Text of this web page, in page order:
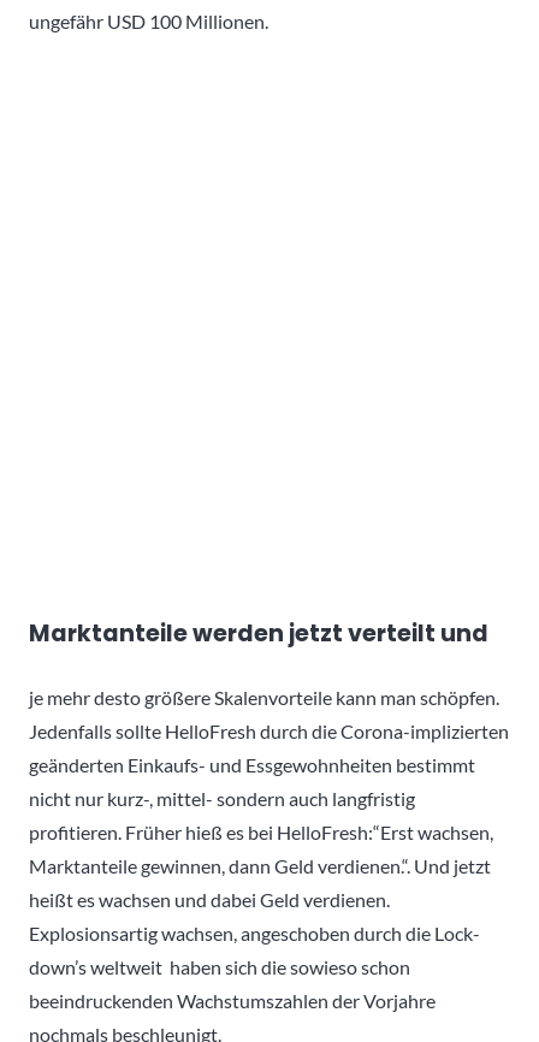
ungefähr USD 100 Millionen.
Marktanteile werden jetzt verteilt und
je mehr desto größere Skalenvorteile kann man schöpfen.
Jedenfalls sollte HelloFresh durch die Corona-implizierten
geänderten Einkaufs- und Essgewohnheiten bestimmt
nicht nur kurz-, mittel- sondern auch langfristig
profitieren. Früher hieß es bei HelloFresh:“Erst wachsen,
Marktanteile gewinnen, dann Geld verdienen.“. Und jetzt
heißt es wachsen und dabei Geld verdienen.
Explosionsartig wachsen, angeschoben durch die Lock-
down’s weltweit haben sich die sowieso schon
beeindruckenden Wachstumszahlen der Vorjahre
nochmals beschleunigt.